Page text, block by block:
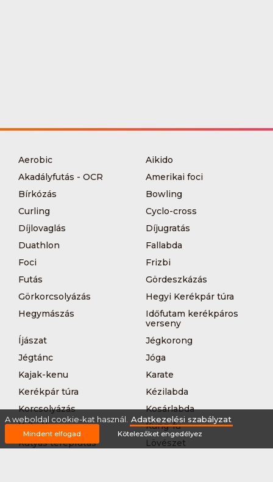
Aerobic
Aikido
Akadályfutás - OCR
Amerikai foci
Bírkózás
Bowling
Curling
Cyclo-cross
Díjlovaglás
Díjugratás
Duathlon
Fallabda
Foci
Frizbi
Futás
Gördeszkázás
Görkorcsolyázás
Hegyi Kerékpár túra
Hegymászás
Időfutam kerékpáros
verseny
Íjászat
Jégkorong
Jégtánc
Jóga
Kajak-kenu
Karate
Kerékpár túra
Kézilabda
Korcsolyázás
Kosárlabda
Krikett
Kung-fu
Kutyás terepfutás
Lövészet
A weboldal cookie-kat használ. Adatkezelési szabályzat
Mindent elfogad Kötelezőket engedélyez